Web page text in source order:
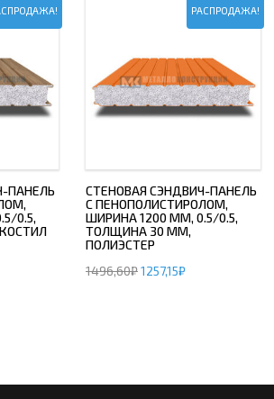
ПАНЕЛЬ
0.5,
РАСПРОДАЖА!
СТЕНОВАЯ СЭНДВИЧ-ПАНЕЛЬ
С ПЕНОПОЛИСТИРОЛОМ,
ШИРИНА 1200 ММ, 0.5/0.5,
ТОЛЩИНА 30 ММ,
ПОЛИЭСТЕР
1496,60₽1257,15₽